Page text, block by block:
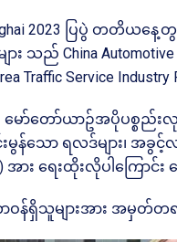
2023 ပြပွဲ တတိယ
ည် China Automotive
Traffic Service
ော်တော်ယာဥ်အပိုပစ္စည်းလု
န်သော ရလဒ်များ၊ အခွင့်
အား ရေးထိုးလိုပါကြ
န်ရှိသူများအား အမှတ်တ